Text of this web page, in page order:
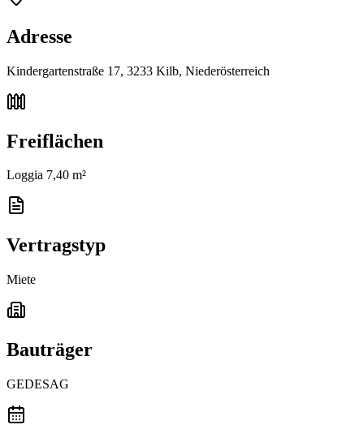
Adresse
Kindergartenstraße 17, 3233 Kilb, Niederösterreich
Freiflächen
Loggia 7,40 m²
Vertragstyp
Miete
Bauträger
GEDESAG